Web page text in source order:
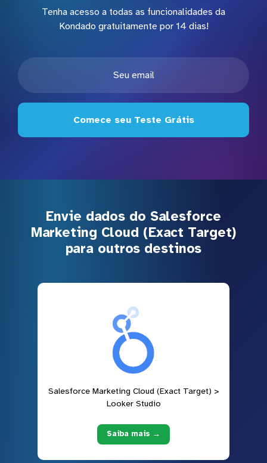
Tenha acesso a todas as funcionalidades da
Kondado gratuitamente por 14 dias!
Comece seu Teste Grátis
Envie dados do Salesforce
Marketing Cloud (Exact Target)
para outros destinos
Salesforce Marketing Cloud (Exact Target) >
Looker Studio
Saiba mais →